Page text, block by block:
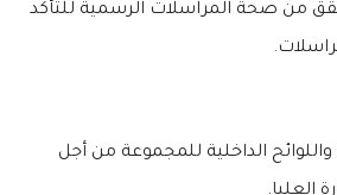
من صحة المراسلات الرسمية للتأكد
الداخلية للمجموعة من أجل